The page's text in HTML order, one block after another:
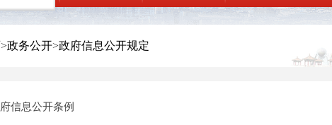
>政务公开>政府信息公开规定
信息公开条例